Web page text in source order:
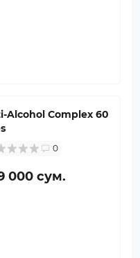
Alcohol Complex 60
0
000 сум.